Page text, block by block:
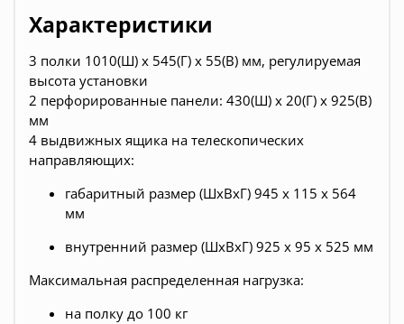
Характеристики
3 полки 1010(Ш) х 545(Г) х 55(В) мм, регулируемая
высота установки
2 перфорированные панели: 430(Ш) х 20(Г) х 925(В)
мм
4 выдвижных ящика на телескопических
направляющих:
габаритный размер (ШхВхГ) 945 х 115 х 564
мм
внутренний размер (ШхВхГ) 925 х 95 х 525 мм
Максимальная распределенная нагрузка:
на полку до 100 кг